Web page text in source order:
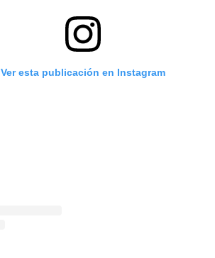
Ver esta publicación en Instagram